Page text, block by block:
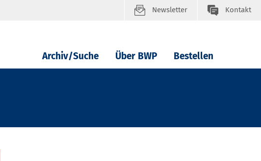
Newsletter Kontakt
Archiv/Suche Über BWP Bestellen